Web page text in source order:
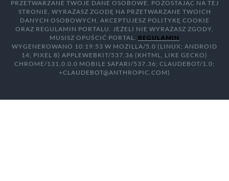
PRZETWARZANE TWOJE DANE OSOBOWE. POZOSTAJĄC NA TEJ
STRONIE, WYRAŻASZ ZGODĘ NA PRZETWARZANE TWOICH
DANYCH OSOBOWYCH, AKCEPTUJESZ POLITYKĘ COOKIE
ORAZ REGULAMIN PORTALU. JEŻELI NIE WYRAŻASZ ZGODY,
MUSISZ OPUŚCIĆ PORTAL. REGULAMIN
WYGENEROWANO 10:19:53 W MOZILLA/5.0 (LINUX; ANDROID
14; PIXEL 8) APPLEWEBKIT/537.36 (KHTML, LIKE GECKO)
CHROME/131.0.0.0 MOBILE SAFARI/537.36; CLAUDEBOT/1.0;
+CLAUDEBOT@ANTHROPIC.COM)